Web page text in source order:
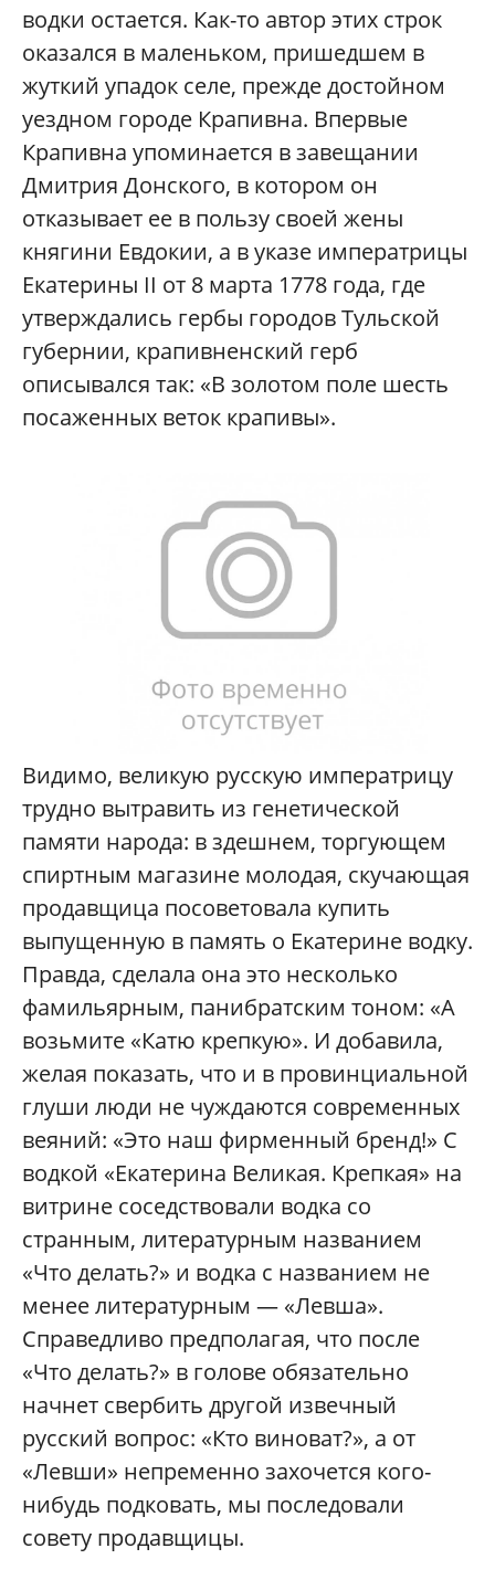
водки остается. Как-то автор этих строк
оказался в маленьком, пришедшем в
жуткий упадок селе, прежде достойном
уездном городе Крапивна. Впервые
Крапивна упоминается в завещании
Дмитрия Донского, в котором он
отказывает ее в пользу своей жены
княгини Евдокии, а в указе императрицы
Екатерины II от 8 марта 1778 года, где
утверждались гербы городов Тульской
губернии, крапивненский герб
описывался так: «В золотом поле шесть
посаженных веток крапивы».
Видимо, великую русскую императрицу
трудно вытравить из генетической
памяти народа: в здешнем, торгующем
спиртным магазине молодая, скучающая
продавщица посоветовала купить
выпущенную в память о Екатерине водку.
Правда, сделала она это несколько
фамильярным, панибратским тоном: «А
возьмите «Катю крепкую». И добавила,
желая показать, что и в провинциальной
глуши люди не чуждаются современных
веяний: «Это наш фирменный бренд!» С
водкой «Екатерина Великая. Крепкая» на
витрине соседствовали водка со
странным, литературным названием
«Что делать?» и водка с названием не
менее литературным — «Левша».
Справедливо предполагая, что после
«Что делать?» в голове обязательно
начнет свербить другой извечный
русский вопрос: «Кто виноват?», а от
«Левши» непременно захочется кого-
нибудь подковать, мы последовали
совету продавщицы.